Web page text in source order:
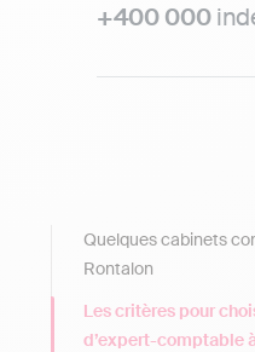
+400 000
Quelques cabinets
Rontalon
Les critères pour
d’expert-comptable